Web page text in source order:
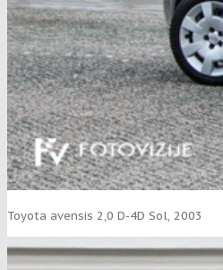
Toyota avensis 2,0 D-4D Sol, 2003